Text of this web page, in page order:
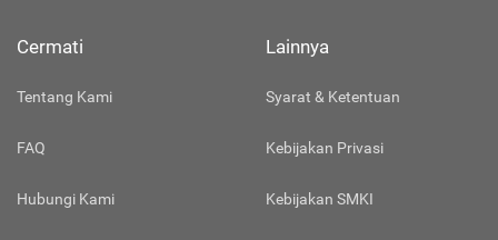
Cermati
Tentang Kami
FAQ
Hubungi Kami
Lainnya
Syarat & Ketentuan
Kebijakan Privasi
Kebijakan SMKI